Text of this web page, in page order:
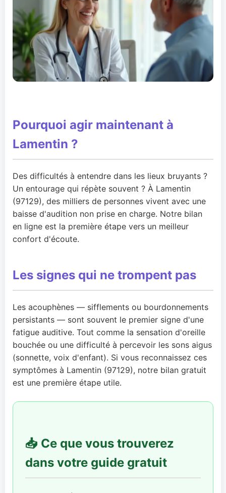
Pourquoi agir maintenant à
Lamentin ?
Des difficultés à entendre dans les lieux bruyants ?
Un entourage qui répète souvent ? À Lamentin
(97129), des milliers de personnes vivent avec une
baisse d'audition non prise en charge. Notre bilan
en ligne est la première étape vers un meilleur
confort d'écoute.
Les signes qui ne trompent pas
Les acouphènes — sifflements ou bourdonnements
persistants — sont souvent le premier signe d'une
fatigue auditive. Tout comme la sensation d'oreille
bouchée ou une difficulté à percevoir les sons aigus
(sonnette, voix d'enfant). Si vous reconnaissez ces
symptômes à Lamentin (97129), notre bilan gratuit
est une première étape utile.
📥 Ce que vous trouverez
dans votre guide gratuit